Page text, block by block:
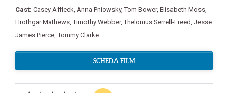
Cast: Casey Affleck, Anna Pniowsky,Tom Bower, Elisabeth Moss,
Hrothgar Mathews,Timothy Webber,Thelonius Serrell-Freed, Jesse
James Pierce,Tommy Clarke
SCHEDA FILM